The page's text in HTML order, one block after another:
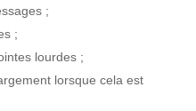
;
;
lourdes ;
lorsque cela est